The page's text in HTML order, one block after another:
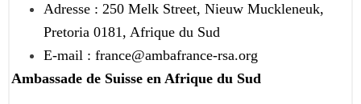
Adresse : 250 Melk Street, Nieuw Muckleneuk,
Pretoria 0181, Afrique du Sud
E-mail : france@ambafrance-rsa.org
Ambassade de Suisse en Afrique du Sud